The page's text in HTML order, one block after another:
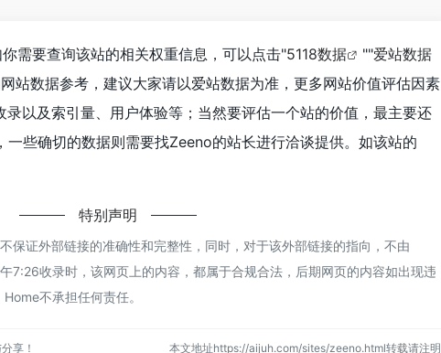
需要查询该站的相关权重信息，可以点击"5118数据 ""爱站数据
站数据参考，建议大家请以爱站数据为准，更多网站价值评估因素
以及索引量、用户体验等；当然要评估一个站的价值，最主要还
一些确切的数据则需要找Zeeno的站长进行洽谈提供。如该站的
特别声明
保证外部链接的准确性和完整性，同时，对于该外部链接的指向，不由
7:26收录时，该网页上的内容，都属于合规合法，后期网页的内容如出现违
不承担任何责任。
享！ 本文地址https://aijuh.com/sites/zeeno.html转载请注明